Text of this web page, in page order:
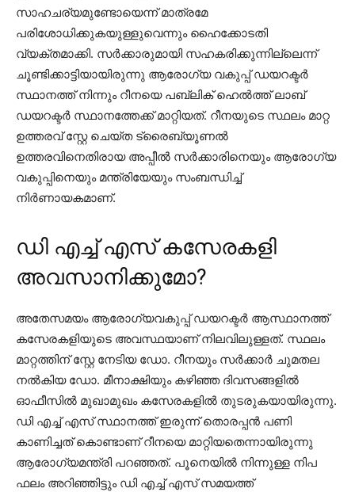
സാഹചര്യമുണ്ടോയെന്ന് മാത്രമേ
പരിശോധിക്കുകയുള്ളുവെന്നും ഹൈക്കോടതി
വ്യക്തമാക്കി. സർക്കാരുമായി സഹകരിക്കുന്നില്ലെന്ന്
ചൂണ്ടിക്കാട്ടിയായിരുന്നു ആരോഗ്യ വകുപ്പ് ഡയറക്ടർ
സ്ഥാനത്ത് നിന്നും റീനയെ പബ്ലിക് ഹെൽത്ത് ലാബ്
ഡയറക്ടർ സ്ഥാനത്തേക്ക് മാറ്റിയത്. റീനയുടെ സ്ഥലം മാറ്റ
ഉത്തരവ് സ്റ്റേ ചെയ്ത ട്രൈബ്യൂണൽ
ഉത്തരവിനെതിരായ അപ്പീൽ സർക്കാരിനെയും ആരോഗ്യ
വകുപ്പിനെയും മന്ത്രിയേയും സംബന്ധിച്ച്
നിർണായകമാണ്.
ഡി എച്ച് എസ് കസേരകളി
അവസാനിക്കുമോ?
അതേസമയം ആരോഗ്യവകുപ്പ് ഡയറക്ടർ ആസ്ഥാനത്ത്
കസേരകളിയുടെ അവസ്ഥയാണ് നിലവിലുള്ളത്. സ്ഥലം
മാറ്റത്തിന് സ്റ്റേ നേടിയ ഡോ. റീനയും സർക്കാർ ചുമതല
നൽകിയ ഡോ. മീനാക്ഷിയും കഴിഞ്ഞ ദിവസങ്ങളിൽ
ഓഫീസിൽ മുഖാമുഖം കസേരകളിൽ തുടരുകയായിരുന്നു.
ഡി എച്ച് എസ് സ്ഥാനത്ത് ഇരുന്ന് തൊരപ്പൻ പണി
കാണിച്ചത് കൊണ്ടാണ് റീനയെ മാറ്റിയതെന്നായിരുന്നു
ആരോഗ്യമന്ത്രി പറഞ്ഞത്. പൂനെയിൽ നിന്നുള്ള നിപ
ഫലം അറിഞ്ഞിട്ടും ഡി എച്ച് എസ് സമയത്ത്